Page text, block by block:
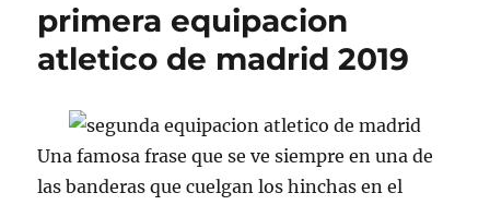
primera equipacion
atletico de madrid 2019
Una famosa frase que se ve siempre en una de
las banderas que cuelgan los hinchas en el